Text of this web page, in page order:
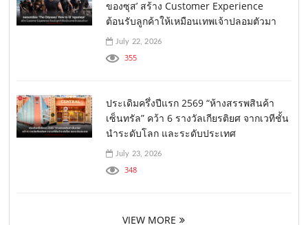
ของซุส’ สร้าง Customer Experience
ต้อนรับลูกค้าให้เหมือนเทพเจ้าปลอมตัวมา
July 22, 2026
355
ประเดิมครึ่งปีแรก 2569 “ห้างสรรพสินค้า
เซ็นทรัล” คว้า 6 รางวัลเกียรติยศ จากเวทีชั้น
นำระดับโลก และระดับประเทศ
July 23, 2026
348
VIEW MORE